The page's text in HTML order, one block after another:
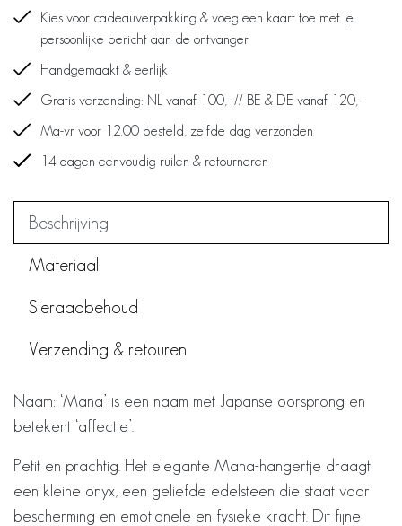
Kies voor cadeauverpakking & voeg een kaart toe met je
persoonlijke bericht aan de ontvanger
Handgemaakt & eerlijk
Gratis verzending: NL vanaf 100,- // BE & DE vanaf 120,-
Ma-vr voor 12.00 besteld, zelfde dag verzonden
14 dagen eenvoudig ruilen & retourneren
Beschrijving
Materiaal
Sieraadbehoud
Verzending & retouren
Naam: ‘Mana’ is een naam met Japanse oorsprong en
betekent ‘affectie’.
Petit en prachtig. Het elegante Mana-hangertje draagt
een kleine onyx, een geliefde edelsteen die staat voor
bescherming en emotionele en fysieke kracht. Dit fijne